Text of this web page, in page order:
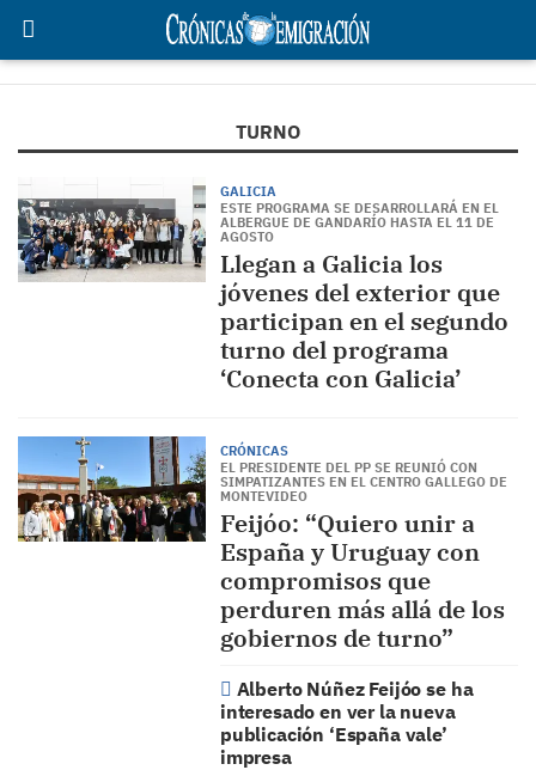
TURNO
GALICIA
ESTE PROGRAMA SE DESARROLLARÁ EN EL
ALBERGUE DE GANDARÍO HASTA EL 11 DE
AGOSTO
Llegan a Galicia los
jóvenes del exterior que
participan en el segundo
turno del programa
‘Conecta con Galicia’
CRÓNICAS
EL PRESIDENTE DEL PP SE REUNIÓ CON
SIMPATIZANTES EN EL CENTRO GALLEGO DE
MONTEVIDEO
Feijóo: “Quiero unir a
España y Uruguay con
compromisos que
perduren más allá de los
gobiernos de turno”
Alberto Núñez Feijóo se ha
interesado en ver la nueva
publicación ‘España vale’
impresa